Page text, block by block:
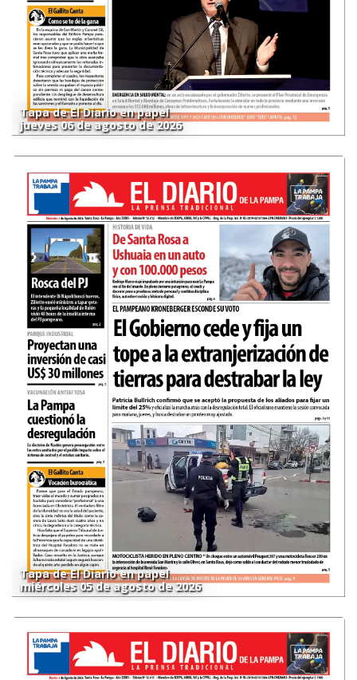
Tapa de El Diario en papel
jueves 06 de agosto de 2026
Tapa de El Diario en papel
miércoles 05 de agosto de 2026